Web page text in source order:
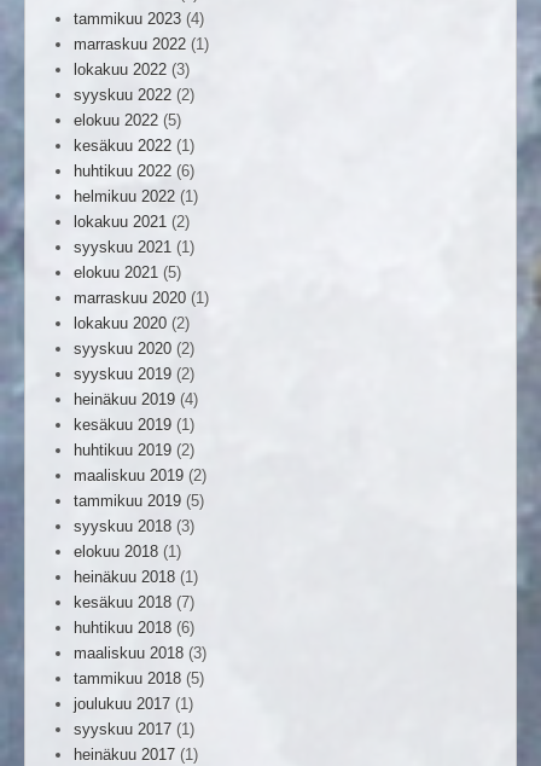
tammikuu 2023 (4)
marraskuu 2022 (1)
lokakuu 2022 (3)
syyskuu 2022 (2)
elokuu 2022 (5)
kesäkuu 2022 (1)
huhtikuu 2022 (6)
helmikuu 2022 (1)
lokakuu 2021 (2)
syyskuu 2021 (1)
elokuu 2021 (5)
marraskuu 2020 (1)
lokakuu 2020 (2)
syyskuu 2020 (2)
syyskuu 2019 (2)
heinäkuu 2019 (4)
kesäkuu 2019 (1)
huhtikuu 2019 (2)
maaliskuu 2019 (2)
tammikuu 2019 (5)
syyskuu 2018 (3)
elokuu 2018 (1)
heinäkuu 2018 (1)
kesäkuu 2018 (7)
huhtikuu 2018 (6)
maaliskuu 2018 (3)
tammikuu 2018 (5)
joulukuu 2017 (1)
syyskuu 2017 (1)
heinäkuu 2017 (1)